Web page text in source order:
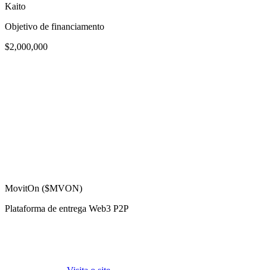
Kaito
Objetivo de financiamento
$2,000,000
MovitOn ($MVON)
Plataforma de entrega Web3 P2P